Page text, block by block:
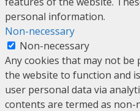
personal information.
Non-necessary
Non-necessary
Any cookies that may not
the website to function and
user personal data via
contents are termed as non-